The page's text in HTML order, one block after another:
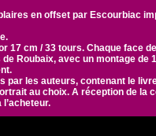
en offset par Escourbiac
17 cm / 33 tours. Chaque face
Roubaix, avec un montage de
par les auteurs, contenant le
au choix. A réception de la